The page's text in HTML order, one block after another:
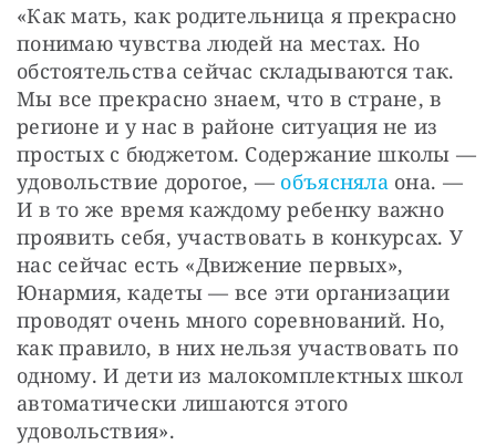
«Как мать, как родительница я прекрасно
понимаю чувства людей на местах. Но
обстоятельства сейчас складываются так.
Мы все прекрасно знаем, что в стране, в
регионе и у нас в районе ситуация не из
простых с бюджетом. Содержание школы —
удовольствие дорогое, — объясняла она. —
И в то же время каждому ребенку важно
проявить себя, участвовать в конкурсах. У
нас сейчас есть «Движение первых»,
Юнармия, кадеты — все эти организации
проводят очень много соревнований. Но,
как правило, в них нельзя участвовать по
одному. И дети из малокомплектных школ
автоматически лишаются этого
удовольствия».